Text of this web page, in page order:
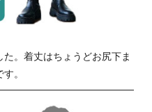
。着丈はちょうどお尻下ま
。